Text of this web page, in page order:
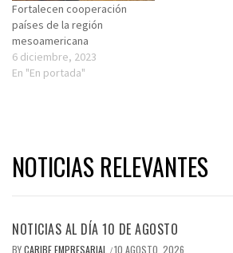
Fortalecen cooperación
países de la región
mesoamericana
6 diciembre, 2023
En "En portada"
NOTICIAS RELEVANTES
NOTICIAS AL DÍA 10 DE AGOSTO
BYCARIBE EMPRESARIAL /10 AGOSTO, 2026